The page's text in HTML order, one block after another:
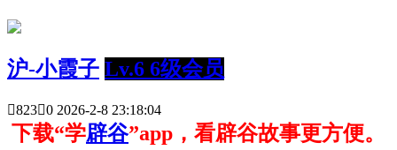
沪-小霞子 Lv.6 6级会员
8230 2026-2-8 23:18:04
下载“学辟谷”app，看辟谷故事更方便。